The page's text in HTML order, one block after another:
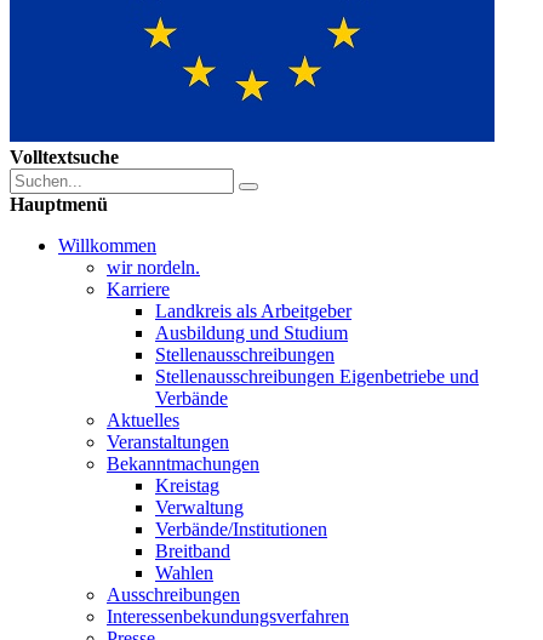
Volltextsuche
Hauptmenü
Willkommen
wir nordeln.
Karriere
Landkreis als Arbeitgeber
Ausbildung und Studium
Stellenausschreibungen
Stellenausschreibungen Eigenbetriebe und
Verbände
Aktuelles
Veranstaltungen
Bekanntmachungen
Kreistag
Verwaltung
Verbände/Institutionen
Breitband
Wahlen
Ausschreibungen
Interessen­bekundungsverfahren